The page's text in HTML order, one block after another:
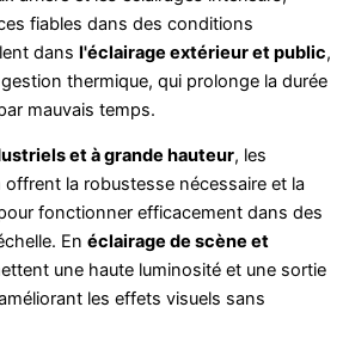
fiables dans des conditions
dans l'éclairage extérieur et public,
thermique, qui prolonge la durée
mauvais temps.
et à grande hauteur, les
offrent la robustesse nécessaire et la
fonctionner efficacement dans des
En éclairage de scène et
une haute luminosité et une sortie
les effets visuels sans